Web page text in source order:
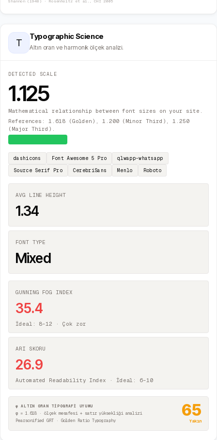
Shannon (1948) · Rosenholtz et al., CHI 2005
T
Typographic Science
Altın oran ve harmonik ölçek analizi.
DETECTED SCALE
1.125
Mathematical relationship between font sizes on your site.
References: 1.618 (Golden), 1.200 (Minor Third), 1.250
(Major Third).
dashicons Font Awesome 5 Pro
qlwapp-whatsapp
Source Serif Pro
CerebriSans Menlo Roboto
AVG LINE HEIGHT
1.34
FONT TYPE
Mixed
GUNNING FOG INDEX
35.4
İdeal: 8–12 · Çok zor
ARI SKORU
26.9
Automated Readability Index · İdeal: 6–10
φ ALTIN ORAN TİPOGRAFİ UYUMU
φ = 1.618 · ölçek mesafesi + satır yüksekliği analizi
Pearsonified GRT · Golden Ratio Typography
65
Yakın